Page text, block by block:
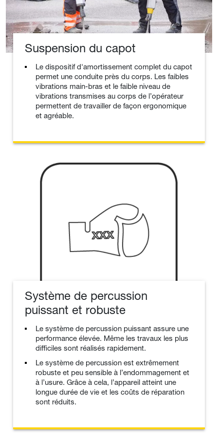
Suspension du capot
Le dispositif d'amortissement complet du capot
permet une conduite près du corps. Les faibles
vibrations main-bras et le faible niveau de
vibrations transmises au corps de l’opérateur
permettent de travailler de façon ergonomique
et agréable.
Système de percussion
puissant et robuste
Le système de percussion puissant assure une
performance élevée. Même les travaux les plus
difficiles sont réalisés rapidement.
Le système de percussion est extrêmement
robuste et peu sensible à l’endommagement et
à l’usure. Grâce à cela, l’appareil atteint une
longue durée de vie et les coûts de réparation
sont réduits.